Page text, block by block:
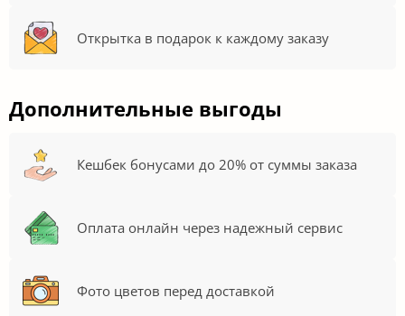
Открытка в подарок к каждому заказу
Дополнительные выгоды
Кешбек бонусами до 20% от суммы заказа
Оплата онлайн через надежный сервис
Фото цветов перед доставкой